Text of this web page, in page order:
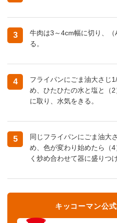
3
牛肉は3～4cm幅に切り、
る。
4
フライパンにごま油大さじ
め、ひたひたの水と塩と（
に取り、水気をきる。
5
同じフライパンにごま油大
め、色が変わり始めたら（
く炒め合わせて器に盛りつけ
キッコーマン公